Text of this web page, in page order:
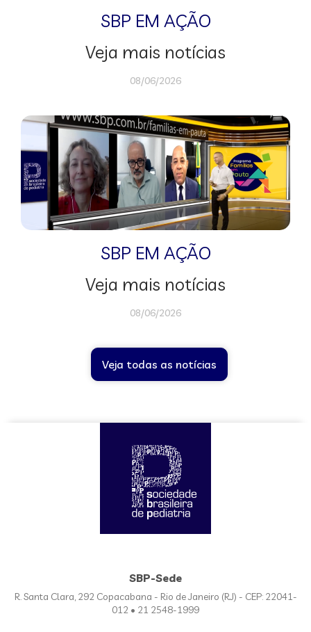
SBP EM AÇÃO
Veja mais notícias
08/06/2026
SBP EM AÇÃO
Veja mais notícias
08/06/2026
Veja todas as notícias
SBP-Sede
R. Santa Clara, 292 Copacabana - Rio de Janeiro (RJ) - CEP: 22041-
012 • 21 2548-1999